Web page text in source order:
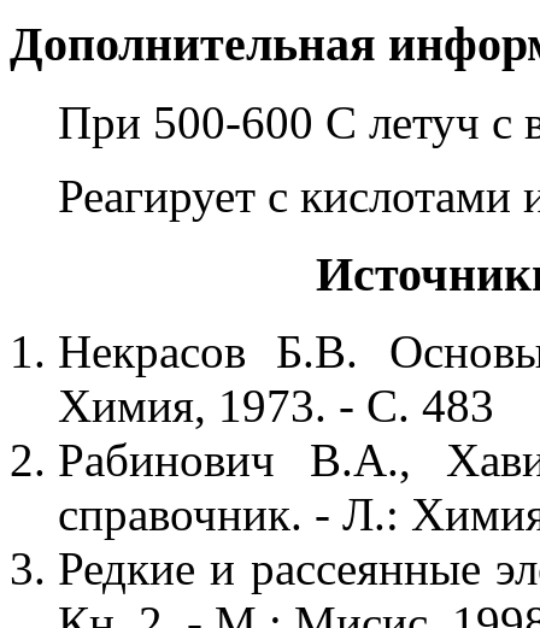
Дополнительная
При 500-600 С летуч с
Реагирует с
Некрасов Б.В.
Химия, 1973. - С. 483
Рабинович В.А.,
справочник. - Л.:
Редкие и рассеянные